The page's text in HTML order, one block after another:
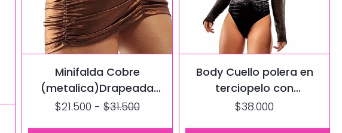
Minifalda Cobre
(metalica)Drapeada
Efecto Push Up
$21.500 - $31.500
Body Cuello polera en
terciopelo con
transparencias
$38.000